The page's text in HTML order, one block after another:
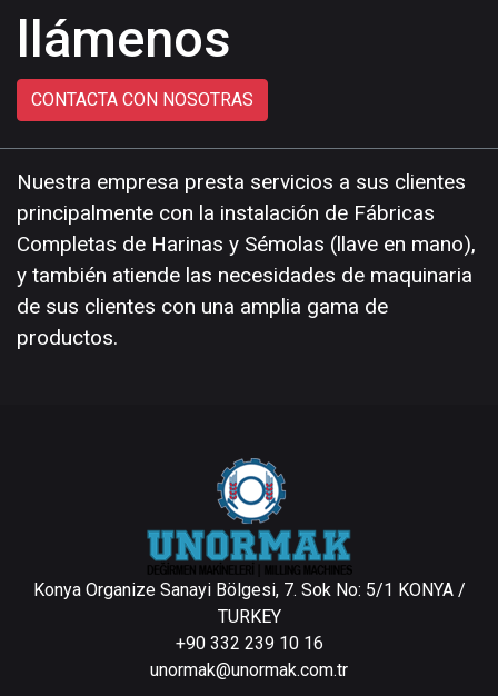
llámenos
CONTACTA CON NOSOTRAS
Nuestra empresa presta servicios a sus clientes
principalmente con la instalación de Fábricas
Completas de Harinas y Sémolas (llave en mano),
y también atiende las necesidades de maquinaria
de sus clientes con una amplia gama de
productos.
Konya Organize Sanayi Bölgesi, 7. Sok No: 5/1 KONYA /
TURKEY
+90 332 239 10 16
unormak@unormak.com.tr